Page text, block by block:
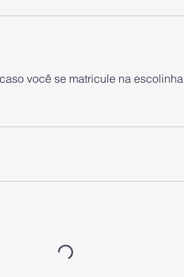
você se matricule na